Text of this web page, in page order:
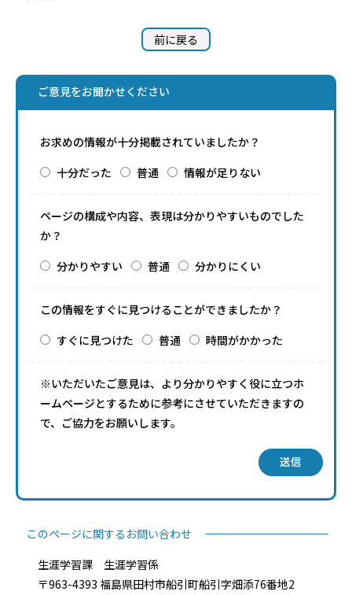
前に戻る
ご意見をお聞かせください
お求めの情報が十分掲載されていましたか？
十分だった
普通 情報が足りない
ページの構成や内容、表現は分かりやすいものでした
か？
分かりやすい
普通 分かりにくい
この情報をすぐに見つけることができましたか？
すぐに見つけた
普通 時間がかかった
※いただいたご意見は、より分かりやすく役に立つホ
ームページとするために参考にさせていただきますの
で、ご協力をお願いします。
送信
このページに関するお問い合わせ
生涯学習課 生涯学習係
〒963-4393 福島県田村市船引町船引字畑添76番地2